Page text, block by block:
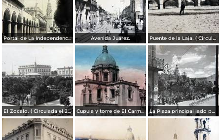
Portal de La Independencia. Avenida Juarez. Puente de la Laja. ( Circulada el 23 de Junio de 1909 ).
El Zocalo. ( Circulada el 23 de Junio de 1909 ). Cupula y torre de El Carmen. ( Circulada el 22 de Agosto de 1943 ). La Plaza principal lado poniente.